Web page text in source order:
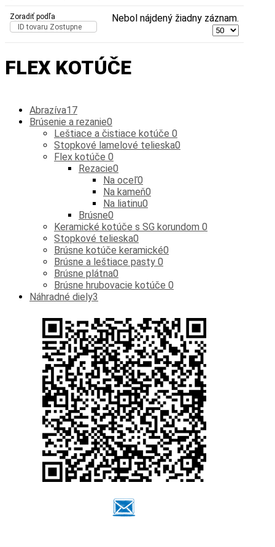
Zoradiť podľa
ID tovaru Zostupne
Nebol nájdený žiadny záznam.
FLEX KOTÚČE
Abrazíva17
Brúsenie a rezanie0
Leštiace a čistiace kotúče 0
Stopkové lamelové telieska0
Flex kotúče 0
Rezacie0
Na oceľ0
Na kameň0
Na liatinu0
Brúsne0
Keramické kotúče s SG korundom 0
Stopkové telieska0
Brúsne kotúče keramické0
Brúsne a leštiace pasty 0
Brúsne plátna0
Brúsne hrubovacie kotúče 0
Náhradné diely3